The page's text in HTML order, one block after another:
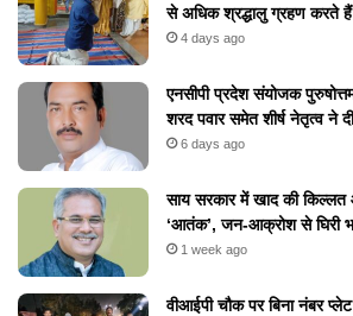
से अधिक श्रद्धालु ग्रहण करते हैं
4 days ago
एनसीपी प्रदेश संयोजक
शरद पवार समेत शीर्ष नेतृत्व ने
6 days ago
​साय सरकार में खाद की किल्लत
‘आतंक’, जन-आक्रोश से घिरी
1 week ago
वीआईपी चौक पर बिना नंबर